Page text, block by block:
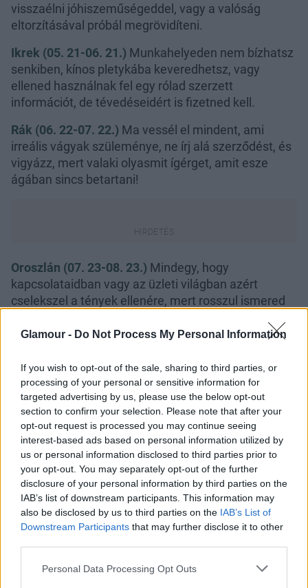
Glamour - Do Not Process My Personal Information
If you wish to opt-out of the sale, sharing to third parties, or
processing of your personal or sensitive information for
targeted advertising by us, please use the below opt-out
section to confirm your selection. Please note that after your
opt-out request is processed you may continue seeing
interest-based ads based on personal information utilized by
us or personal information disclosed to third parties prior to
your opt-out. You may separately opt-out of the further
disclosure of your personal information by third parties on the
IAB’s list of downstream participants. This information may
also be disclosed by us to third parties on the IAB’s List of
Downstream Participants that may further disclose it to other
Please note that this website/app uses one or more Google
Personal Data Processing Opt Outs
visszaélni jóhiszeműségeddel, vagy a valóság
eltorzításával próbál megrövidíteni.
Ikrek (05. 21-06. 21.) Munkahelyeden nem bízhatsz
senkiben, kínos pletykába keveredhetsz, vagy
ellened használnak fel egy rólad szerzett
információt, de tévedéseidért is fizetned kell.
Rák (06. 22-07. 22.) Ma vessél el mindent, ami
irreális vágyak szüleménye, ne írj alá szerződést, és
vigyázz, mert valaki olyasmit ígérget, amit esze
ágában sincs betartani!
Oroszlán (07. 23-08. 23.) Mindegy, hogy
kapcsolataidban vagy az üzleti világban azért
cselekszel a tények ellenére, mert rosszul ismered
Valaki megszegi ígéretét, és
olyan helyzetet teremthet egy rosszindulatú
kijelentésével, amely kedvezőtlen színben tűntet fel
téged főnököd vagy partnered előtt.
Mérleg (09. 24-10. 23.)Ne változtass állást, ne hozz
fontos döntést peres ügyben, vizsgádon jelents
beteget, a munkahelyeden pedig kerüld a
bajkeverőket!
Skorpió (10. 24-11. 22.)Egy szerelmi vagy üzleti
kapcsolathoz ne fűzz nagy reményeket, de a
tartozásaidról ne feledkezz meg, és ha valaki
lenyúlja a pénzedet, lépj ki a "körből"!